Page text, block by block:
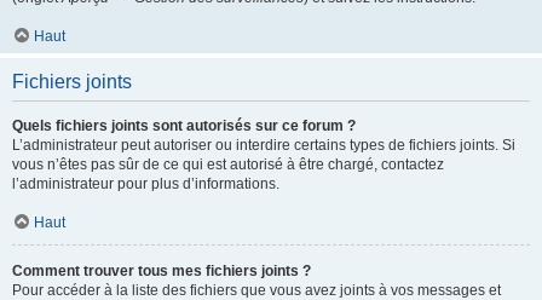
Haut
Fichiers joints
Quels fichiers joints sont autorisés sur ce forum ?
L’administrateur peut autoriser ou interdire certains types de fichiers joints. Si
vous n’êtes pas sûr de ce qui est autorisé à être chargé, contactez
l’administrateur pour plus d’informations.
Haut
Comment trouver tous mes fichiers joints ?
Pour accéder à la liste des fichiers que vous avez joints à vos messages et